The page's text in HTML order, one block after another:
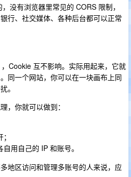
没有浏览器里常见的 CORS 限制，
行、社交媒体、各种后台都可以正常
Cookie 互不影响。实际用起来，它就
同一个网站，你可以在一块画布上同
。
，你就可以做到：
用自己的 IP 和账号。
地区访问和管理多账号的人来说，应